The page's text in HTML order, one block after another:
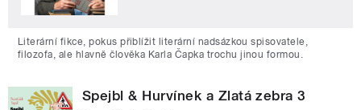
Literární fikce, pokus přiblížit literární nadsázkou spisovatele,
filozofa, ale hlavně člověka Karla Čapka trochu jinou formou.
Spejbl & Hurvínek a Zlatá zebra 3